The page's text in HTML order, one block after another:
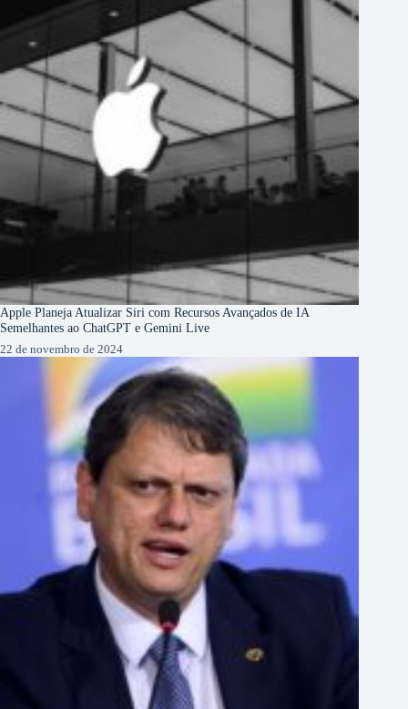
Apple Planeja Atualizar Siri com Recursos Avançados de IA
Semelhantes ao ChatGPT e Gemini Live
22 de novembro de 2024